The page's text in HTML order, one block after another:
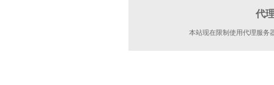
代
本站现在限制使用代理服务